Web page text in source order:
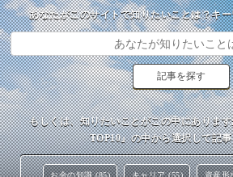
あなたがこのサイトで知りたいことは？キ
もしくは、知りたいことがこの中にありま
TOP10』の中から選択して記
お金の知識 (85) キャリア (55) 資産形